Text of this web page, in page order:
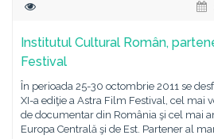
Institutul Cultural Român,
Festival
În perioada 25-30 octombrie 2011 se
XI-a ediţie a Astra Film Festival, cel mai
de documentar din România şi cel mai
Europa Centrală şi de Est. Partener al